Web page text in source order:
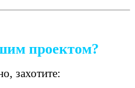
проектом?
захотите: